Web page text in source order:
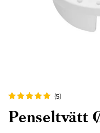
(5)
Penseltvätt